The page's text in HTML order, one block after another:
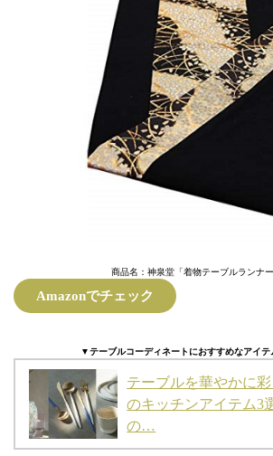
商品名：神泉堂「着物テーブルランナー
Amazonでチェック
▼テーブルコーディネートにおすすめなアイテ
テーブルを華やかに
のキッチンアイテム3
の…